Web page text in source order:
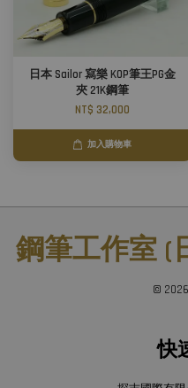
日本 Sailor 寫樂 KOP筆王PG金
夾 21K鋼筆
NT$ 32,000
加入購物車
鋼筆工作室 (
© 2026
快